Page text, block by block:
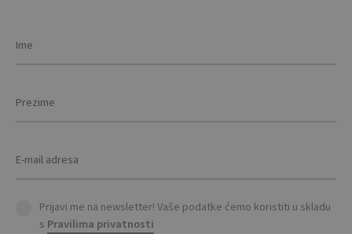
Prijavi me na newsletter! Vaše podatke ćemo koristiti u skladu
s Pravilima privatnosti